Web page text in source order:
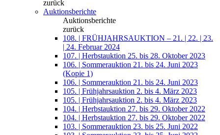
zurück
Auktionsberichte
Auktionsberichte
zurück
108. | FRÜHJAHRSAUKTION – 21. | 22. | 23.
| 24. Februar 2024
107. | Herbstauktion 25. bis 28. Oktober 2023
106. | Sommerauktion 21. bis 24. Juni 2023
(Kopie 1)
106. | Sommerauktion 21. bis 24. Juni 2023
105. | Frühjahrsauktion 2. bis 4. März 2023
105. | Frühjahrsauktion 2. bis 4. März 2023
104. | Herbstauktion 27. bis 29. Oktober 2022
104. | Herbstauktion 27. bis 29. Oktober 2022
103. | Sommerauktion 23. bis 25. Juni 2022